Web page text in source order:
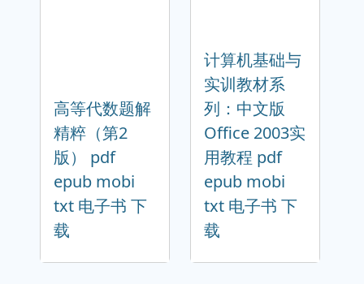
高等代数题解
精粹（第2
版） pdf
epub mobi
txt 电子书 下
载
计算机基础与
实训教材系
列：中文版
Office 2003实
用教程 pdf
epub mobi
txt 电子书 下
载